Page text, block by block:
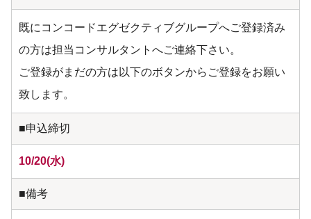
既にコンコードエグゼクティブグループへご登録済み
の方は担当コンサルタントへご連絡下さい。
ご登録がまだの方は以下のボタンからご登録をお願い
致します。
■申込締切
10/20(水)
■備考